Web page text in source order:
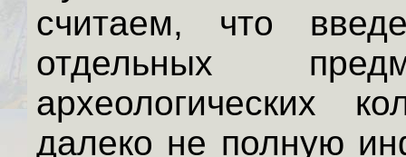
считаем, что
отдельных
археологических
далеко не полную